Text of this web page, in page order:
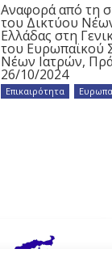
Αναφορά από τη
του Δικτύου
Ελλάδας στη
του Ευρωπαϊκού
Νέων Ιατρών,
26/10/2024
Επικαιρότητα